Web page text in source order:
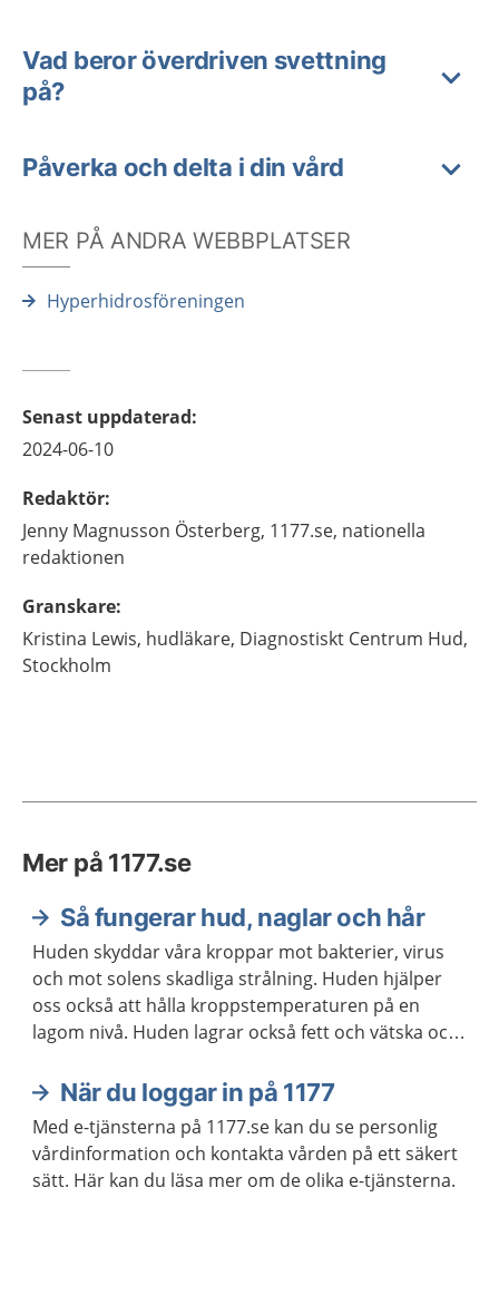
Vad beror överdriven svettning
på?
Påverka och delta i din vård
MER PÅ ANDRA WEBBPLATSER
Hyperhidrosföreningen
Senast uppdaterad:
2024-06-10
Redaktör:
Jenny Magnusson Österberg, 1177.se, nationella
redaktionen
Granskare:
Kristina Lewis, hudläkare, Diagnostiskt Centrum Hud,
Stockholm
Mer på 1177.se
Så fungerar hud, naglar och hår
Huden skyddar våra kroppar mot bakterier, virus
och mot solens skadliga strålning. Huden hjälper
oss också att hålla kroppstemperaturen på en
lagom nivå. Huden lagrar också fett och vätska och
När du loggar in på 1177
Med e-tjänsterna på 1177.se kan du se personlig
vårdinformation och kontakta vården på ett säkert
sätt. Här kan du läsa mer om de olika e-tjänsterna.